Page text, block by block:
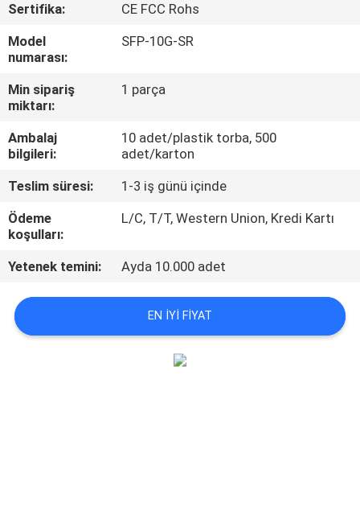
FABRIKA
TURU
KALITE
KONTROL
BIZIMLE
ILETIŞIME
GEÇIN
BIR
Sertifika:
CE FCC Rohs
Model
numarası:
SFP-10G-SR
Min sipariş
miktarı:
1 parça
Ambalaj
bilgileri:
10 adet/plastik torba, 500
adet/karton
Teslim süresi:
1-3 iş günü içinde
Ödeme
koşulları:
L/C, T/T, Western Union, Kredi Kartı
Yetenek temini: Ayda 10.000 adet
EN IYI FIYAT